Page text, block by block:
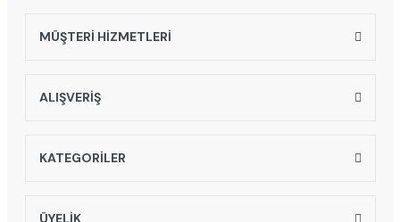
MÜŞTERİ HİZMETLERİ
ALIŞVERİŞ
KATEGORİLER
ÜYELİK